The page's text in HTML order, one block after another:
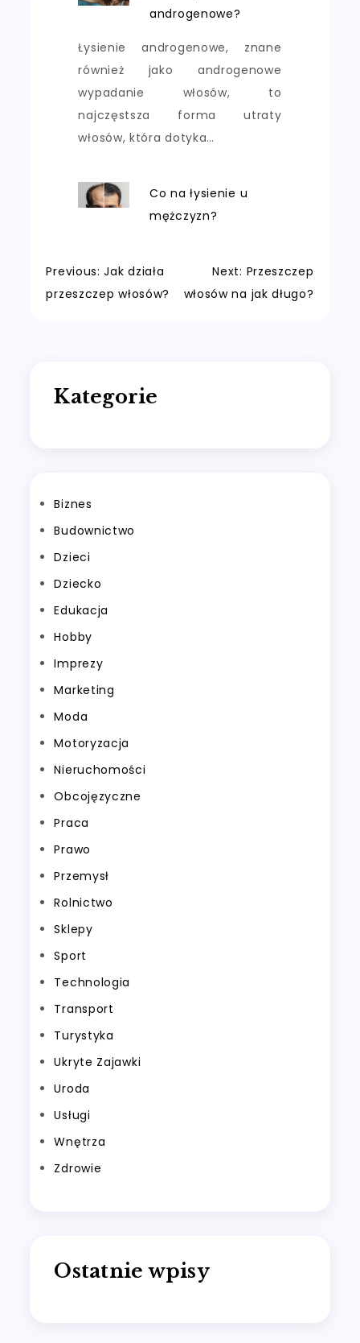
androgenowe?
Łysienie androgenowe, znane
również jako androgenowe
wypadanie włosów, to
najczęstsza forma utraty
włosów, która dotyka…
Co na łysienie u
mężczyzn?
Nawigacja
Previous: Jak działa
przeszczep włosów?
Next: Przeszczep
włosów na jak długo?
Kategorie
Biznes
Budownictwo
Dzieci
Dziecko
Edukacja
Hobby
Imprezy
Marketing
Moda
Motoryzacja
Nieruchomości
Obcojęzyczne
Praca
Prawo
Przemysł
Rolnictwo
Sklepy
Sport
Technologia
Transport
Turystyka
Ukryte Zajawki
Uroda
Usługi
Wnętrza
Zdrowie
Ostatnie wpisy